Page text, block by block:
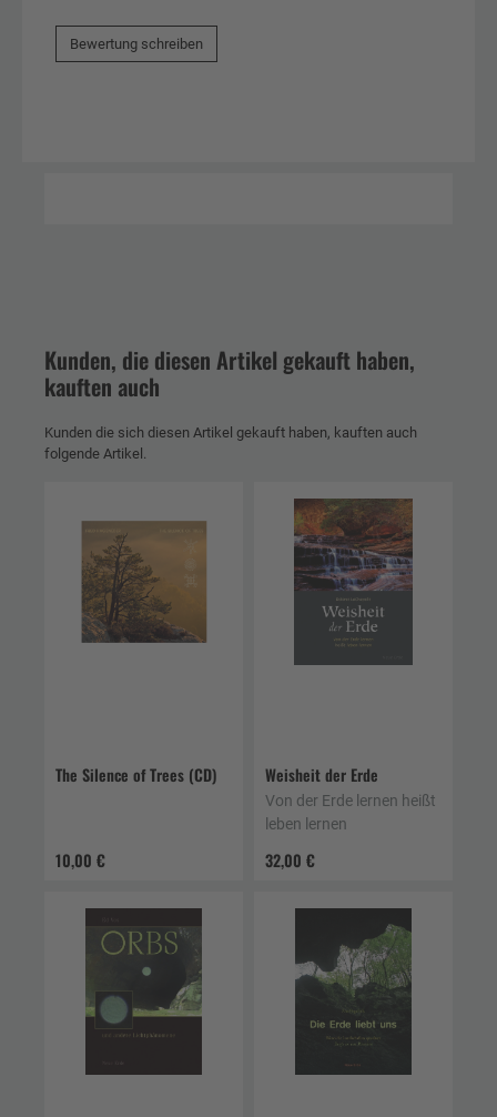
Bewertung schreiben
Kunden, die diesen Artikel gekauft haben,
kauften auch
Kunden die sich diesen Artikel gekauft haben, kauften auch
folgende Artikel.
The Silence of Trees (CD)
10,00 €
Weisheit der Erde
32,00 €
Von der Erde lernen heißt
leben lernen